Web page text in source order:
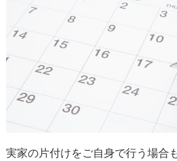
実家の片付けをご自身で行う場合